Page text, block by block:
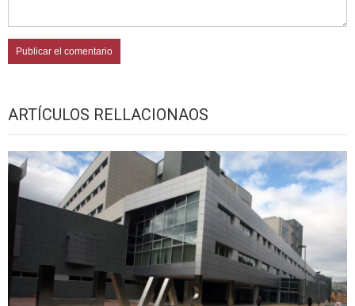
ARTÍCULOS RELLACIONAOS